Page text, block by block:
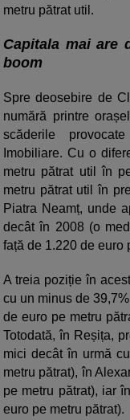
metru pătrat util.
Capitala mai are
boom
Spre deosebire de
numără printre
scăderile
Imobiliare. Cu o
metru pătrat util în
metru pătrat util în
Piatra Neamț, unde
decât în 2008 (o
față de 1.220 de euro
A treia poziție în
cu un minus de
de euro pe metru
Totodată, în Reșița,
mici decât în urmă
metru pătrat), în
pe metru pătrat), iar
euro pe metru pătrat).